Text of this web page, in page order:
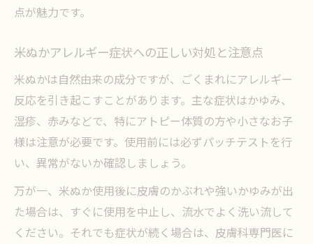
点が魅力です。
米ぬかアレルギー症状への正しい対処と注意点
米ぬかは自然由来の成分ですが、ごくまれにアレルギー
反応を引き起こすことがあります。主な症状はかゆみ、
湿疹、赤みなどで、特にアトピー体質の方や小さなお子
様は注意が必要です。使用前には必ずパッチテストを行
い、異常がないか確認しましょう。
万が一、米ぬか使用後に皮膚のかぶれや強いかゆみが出
た場合は、すぐに使用を中止し、流水でよく洗い流して
ください。それでも症状が続く場合は、皮膚科専門医に